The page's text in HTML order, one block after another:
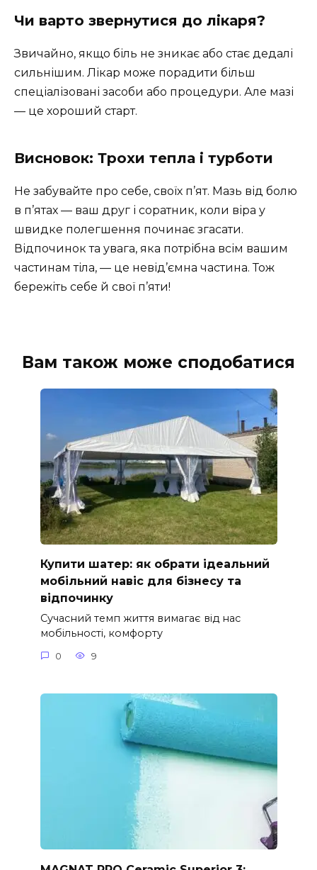
Чи варто звернутися до лікаря?
Звичайно, якщо біль не зникає або стає дедалі
сильнішим. Лікар може порадити більш
спеціалізовані засоби або процедури. Але мазі
— це хороший старт.
Висновок: Трохи тепла і турботи
Не забувайте про себе, своїх п’ят. Мазь від болю
в п’ятах — ваш друг і соратник, коли віра у
швидке полегшення починає згасати.
Відпочинок та увага, яка потрібна всім вашим
частинам тіла, — це невід’ємна частина. Тож
бережіть себе й свої п’яти!
Вам також може сподобатися
Купити шатер: як обрати ідеальний
мобільний навіс для бізнесу та
відпочинку
Сучасний темп життя вимагає від нас
мобільності, комфорту
0 9